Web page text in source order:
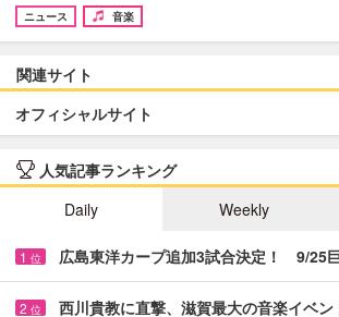
ニュース
音楽
関連サイト
オフィシャルサイト
人気記事ランキング
Daily
Weekly
1 位 広島東洋カープ追加3試合決定！ 9/25
2 位 西川貴教に直撃、滋賀最大の音楽イベ